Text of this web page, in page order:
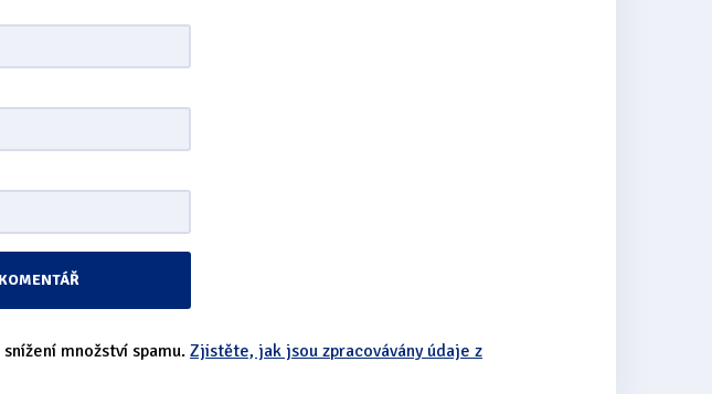
množství spamu. Zjistěte, jak jsou zpracovávány údaje z